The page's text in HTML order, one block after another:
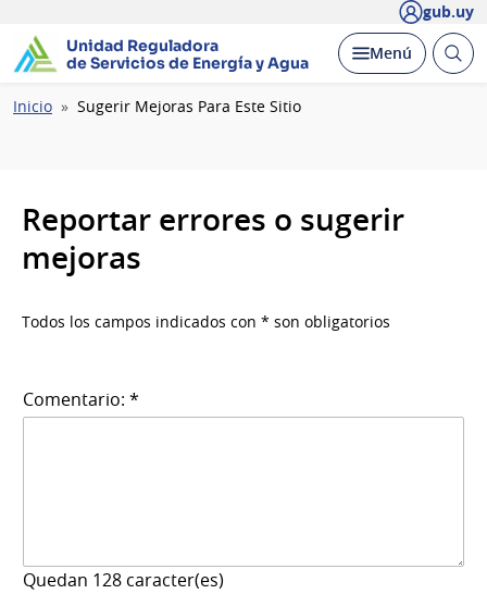
gub.uy
Unidad Reguladora
de Servicios de Energía y Agua
Desplegar
Menú Abrir
Ruta
Inicio Sugerir Mejoras Para Este Sitio
Reportar errores o sugerir
mejoras
Todos los campos indicados con * son obligatorios
Comentario: *
Quedan 128 caracter(es)